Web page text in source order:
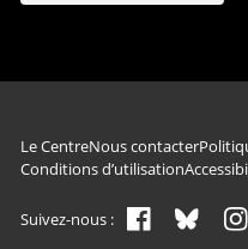
Navigation du
Le CentreNous contacter
Conditions d’utilisation
Suivez-nous :